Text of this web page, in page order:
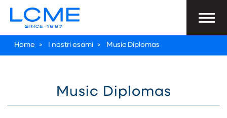
Home > I nostri esami > Music Diplomas
Music Diplomas